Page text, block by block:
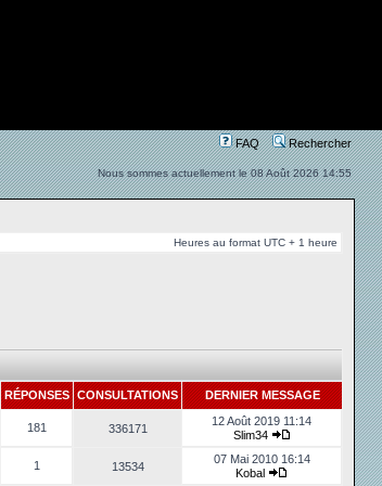
FAQ Rechercher
Nous sommes actuellement le 08 Août 2026 14:55
Heures au format UTC + 1 heure
RÉPONSESCONSULTATIONS DERNIER MESSAGE
181 336171
12 Août 2019 11:14
Slim34
1 13534
07 Mai 2010 16:14
Kobal